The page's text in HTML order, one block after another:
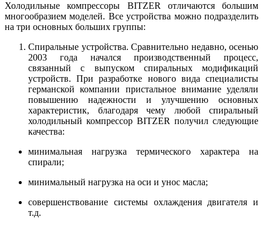
Холодильные компрессоры BITZER отличаются большим
многообразием моделей. Все устройства можно подразделить
на три основных больших группы:
Спиральные устройства. Сравнительно недавно, осенью
2003 года начался производственный процесс,
связанный с выпуском спиральных модификаций
устройств. При разработке нового вида специалисты
германской компании пристальное внимание уделяли
повышению надежности и улучшению основных
характеристик, благодаря чему любой спиральный
холодильный компрессор BITZER получил следующие
качества:
минимальная нагрузка термического характера на
спирали;
минимальный нагрузка на оси и унос масла;
совершенствование системы охлаждения двигателя и
т.д.